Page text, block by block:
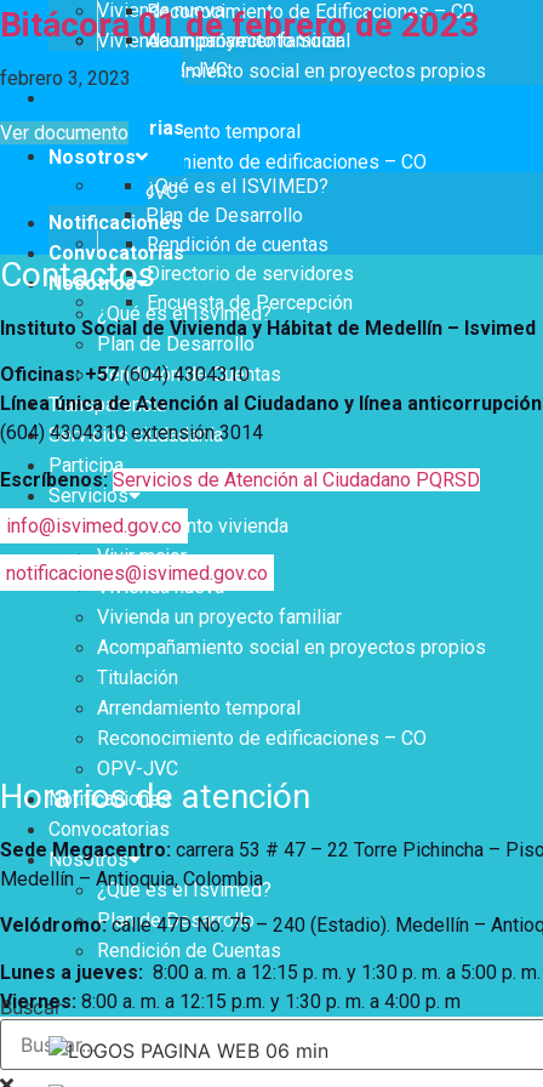
Vivienda
Vivienda Nueva
Vivienda un proyecto
Titulación
Arrendamiento temporal
Reconocimiento de
Edificaciones – C0
Acompañamiento Social
OPV-JVC
Notificaciones
¿Qué es el ISVIMED?
Plan de Desarrollo
Rendición de cuentas
Directorio de servidores
Encuesta de Percepción
Opciones de accesibilidad
A+ A A-
Tamaño de la
fuente
Contraste
Centro de relevo
Más Información sobre Accesibilidad
Vivienda nueva
Vivienda un proyecto familiar
Acompañamiento social en proyectos propios
Arrendamiento temporal
Reconocimiento de edificaciones – CO
OPV-JVC
Notificaciones
Convocatorias
Nosotros
¿Qué es el Isvimed?
Plan de Desarrollo
Rendición de Cuentas
Transparencia
Servicios ciudadanía
Participa
Servicios
Mejoramiento vivienda
Vivir mejor
Vivienda nueva
Vivienda un proyecto familiar
Acompañamiento social en proyectos propios
Titulación
Arrendamiento temporal
Reconocimiento de edificaciones – CO
OPV-JVC
Notificaciones
Convocatorias
Nosotros
¿Qué es el Isvimed?
Plan de Desarrollo
Rendición de Cuentas
Buscar
Reconocimiento de Edificaciones – C0
Acompañamiento Social
OPV-JVC
Convocatorias
Nosotros
¿Qué es el ISVIMED?
Plan de Desarrollo
Rendición de cuentas
Directorio de servidores
Encuesta de Percepción
Bitácora 01 de febrero de 2023
febrero 3, 2023
Ver documento
Contactos
Instituto Social de Vivienda y Hábitat de Medellín – Isvimed
Oficinas: +57(604) 4304310
Línea única de Atención al Ciudadano y línea anticorrupción
(604) 4304310 extensión3014
Escríbenos:Servicios de Atención al Ciudadano PQRSD
info@isvimed.gov.co
notificaciones@isvimed.gov.co
Horarios de atención
Sede Megacentro: carrera 53 # 47 – 22 Torre Pichincha –
Medellín – Antioquia, Colombia
Velódromo:calle 47D No. 75 – 240 (Estadio). Medellín –
Lunes a jueves: 8:00 a. m. a 12:15 p. m. y 1:30 p. m. a 5:00 p. m.
Viernes: 8:00 a. m. a 12:15 p.m. y 1:30 p. m. a 4:00 p. m